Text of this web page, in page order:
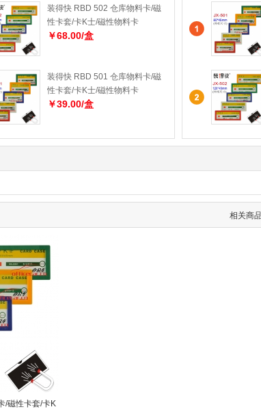
装得快 RBD 502 仓库物料卡/磁
性卡套/卡K士/磁性物料卡
￥68.00/盒
装得快 RBD 501 仓库物料卡/磁
性卡套/卡K士/磁性物料卡
￥39.00/盒
相关商品
/磁性卡套/卡K